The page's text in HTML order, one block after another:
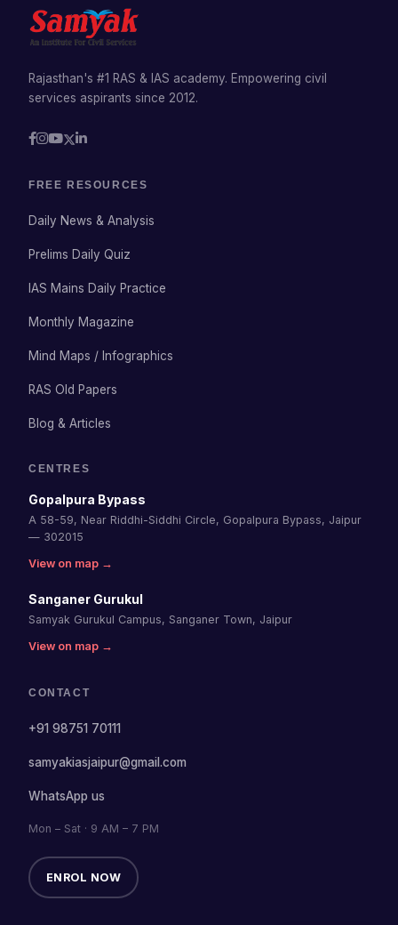
Rajasthan's #1 RAS & IAS academy. Empowering civil
services aspirants since 2012.
FREE RESOURCES
Daily News & Analysis
Prelims Daily Quiz
IAS Mains Daily Practice
Monthly Magazine
Mind Maps / Infographics
RAS Old Papers
Blog & Articles
CENTRES
Gopalpura Bypass
A 58-59, Near Riddhi-Siddhi Circle, Gopalpura Bypass, Jaipur
— 302015
View on map →
Sanganer Gurukul
Samyak Gurukul Campus, Sanganer Town, Jaipur
View on map →
CONTACT
+91 98751 70111
samyakiasjaipur@gmail.com
WhatsApp us
Mon – Sat · 9 AM – 7 PM
ENROL NOW